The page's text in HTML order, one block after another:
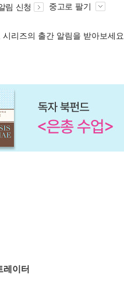
림 신청 중고로 팔기
시리즈의 출간 알림을 받아보세요
레이터